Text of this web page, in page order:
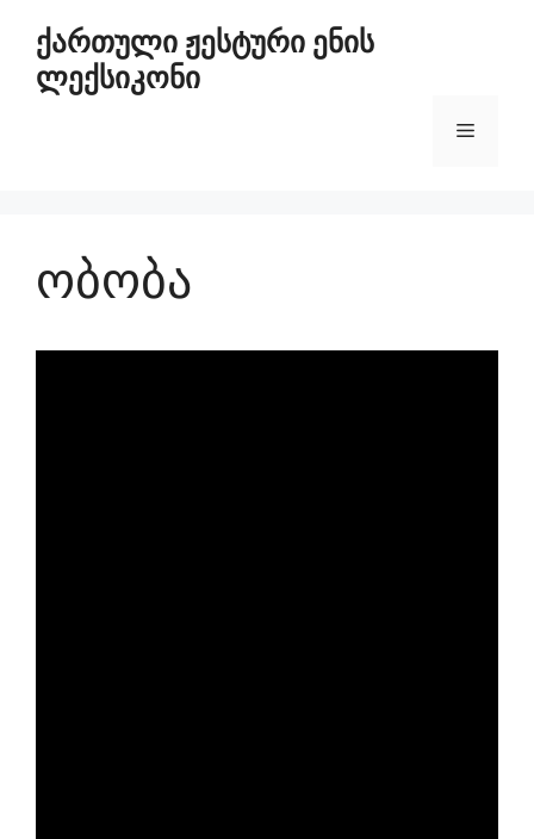
ქართული ჟესტური ენის
ლექსიკონი
ობობა